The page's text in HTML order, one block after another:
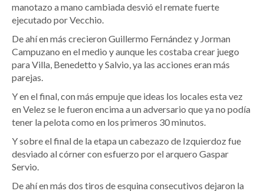
manotazo a mano cambiada desvió el remate fuerte
ejecutado por Vecchio.
De ahí en más crecieron Guillermo Fernández y Jorman
Campuzano en el medio y aunque les costaba crear juego
para Villa, Benedetto y Salvio, ya las acciones eran más
parejas.
Y en el final, con más empuje que ideas los locales esta vez
en Velez se le fueron encima a un adversario que ya no podía
tener la pelota como en los primeros 30 minutos.
Y sobre el final de la etapa un cabezazo de Izquierdoz fue
desviado al córner con esfuerzo por el arquero Gaspar
Servio.
De ahí en más dos tiros de esquina consecutivos dejaron la